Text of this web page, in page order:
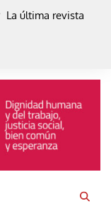
La última revista